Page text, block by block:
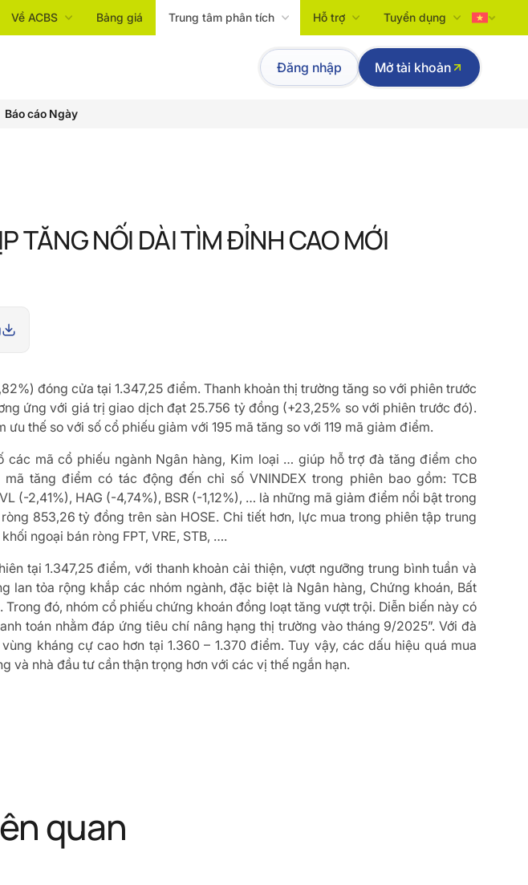
Về ACBS Bảng giá Trung tâm phân tích Hỗ trợ Tuyển dụng
Tiếng Việt
English
Đăng nhập Mở tài khoản
Báo cáo Ngày
NỐI DÀI TÌM ĐỈNH CAO MỚI
đóng cửa tại 1.347,25 điểm. Thanh khoản thị trường tăng so với phiên trước
ứng với giá trị giao dịch đạt 25.756 tỷ đồng (+23,25% so với phiên trước đó).
thế so với số cổ phiếu giảm với 195 mã tăng so với 119 mã giảm điểm.
mã cổ phiếu ngành Ngân hàng, Kim loại … giúp hỗ trợ đà tăng điểm cho
tăng điểm có tác động đến chỉ số VNINDEX trong phiên bao gồm: TCB
(-2,41%), HAG (-4,74%), BSR (-1,12%), … là những mã giảm điểm nổi bật trong
853,26 tỷ đồng trên sàn HOSE. Chi tiết hơn, lực mua trong phiên tập trung
ngoại bán ròng FPT, VRE, STB, ….
tại 1.347,25 điểm, với thanh khoản cải thiện, vượt ngưỡng trung bình tuần và
tỏa rộng khắp các nhóm ngành, đặc biệt là Ngân hàng, Chứng khoán, Bất
đó, nhóm cổ phiếu chứng khoán đồng loạt tăng vượt trội. Diễn biến này có
toán nhằm đáp ứng tiêu chí nâng hạng thị trường vào tháng 9/2025”. Với đà
kháng cự cao hơn tại 1.360 – 1.370 điểm. Tuy vậy, các dấu hiệu quá mua
và nhà đầu tư cần thận trọng hơn với các vị thế ngắn hạn.
quan